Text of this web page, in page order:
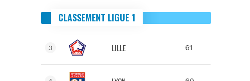
CLASSEMENT LIGUE 1
3 LILLE 61